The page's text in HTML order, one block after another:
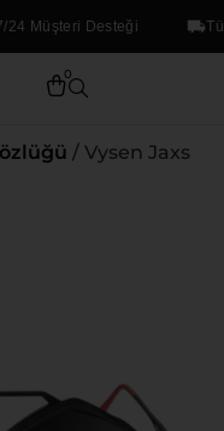
Müşteri Desteği Tüm
0
/ Vysen Jaxs